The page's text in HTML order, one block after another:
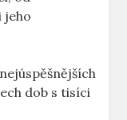
jeho
dob⁤ s ⁣tisíci